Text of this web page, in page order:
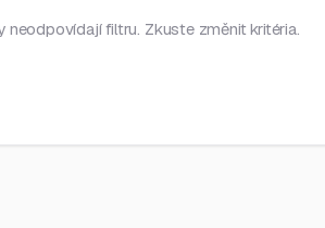
neodpovídají filtru. Zkuste změnit kritéria.